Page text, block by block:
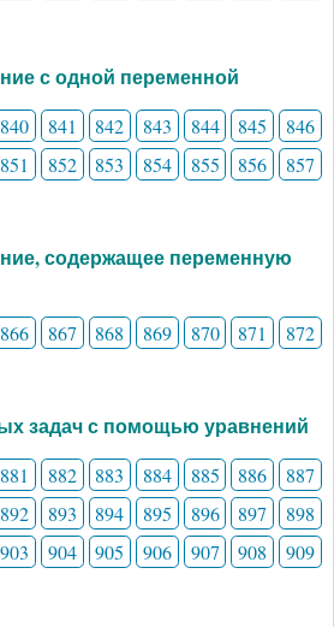
с одной переменной
840 841 842 843 844 845
846
851 852 853 854 855 856
857
содержащее переменную
866 867 868 869 870 871
872
задач с помощью уравнений
881 882 883 884 885 886
887
892 893 894 895 896 897
898
903 904 905 906 907 908
909